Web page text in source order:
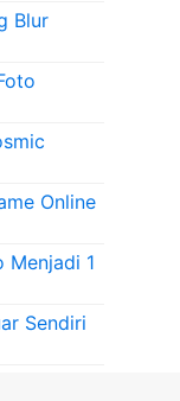
Blur
Online
Menjadi 1
Sendiri